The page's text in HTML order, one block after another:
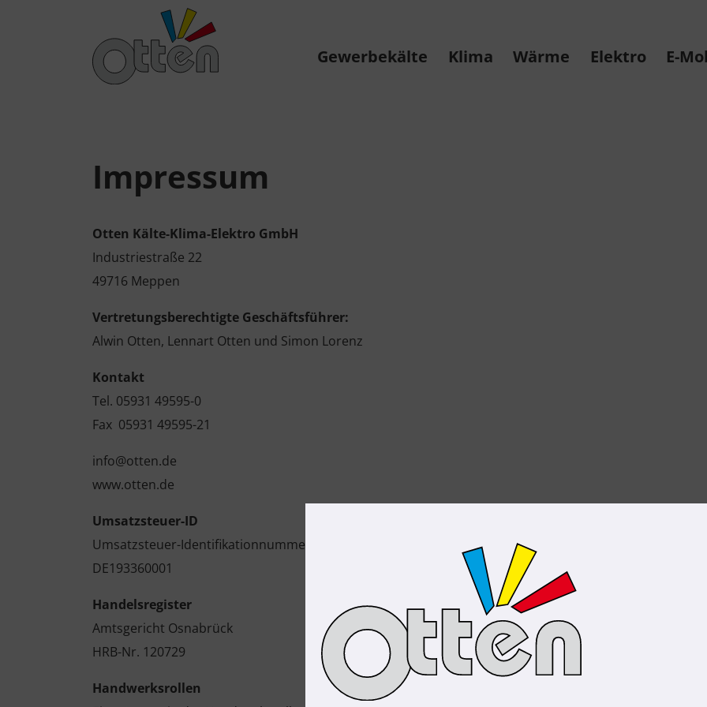
Gewerbekälte Klima Wärme Elektro E-
Impressum
Otten Kälte-Klima-Elektro GmbH
Industriestraße 22
49716 Meppen
Vertretungsberechtigte Geschäftsführer:
Alwin Otten, Lennart Otten und Simon Lorenz
Kontakt
Tel. 05931 49595-0
Fax 05931 49595-21
info@otten.de
www.otten.de
Umsatzsteuer-ID
Umsatzsteuer-Identifikationnummer gemäß § 27a Umsatzsteuergesetz:
DE193360001
Handelsregister
Amtsgericht Osnabrück
HRB-Nr. 120729
Handwerksrollen